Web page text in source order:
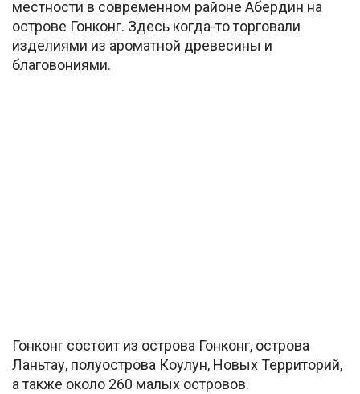
местности в современном районе Абердин на
острове Гонконг. Здесь когда-то торговали
изделиями из ароматной древесины и
благовониями.
Гонконг состоит из острова Гонконг, острова
Ланьтау, полуострова Коулун, Новых Территорий,
а также около 260 малых островов.